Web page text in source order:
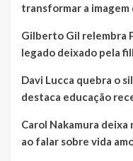
transformar a imagem
Gilberto Gil relembra
legado deixado pela
Davi Lucca quebra o
destaca educação
Carol Nakamura
ao falar sobre vida